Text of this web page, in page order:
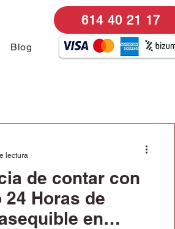
Blog
614 40 21 17
de contar con
Horas de
en
lectura